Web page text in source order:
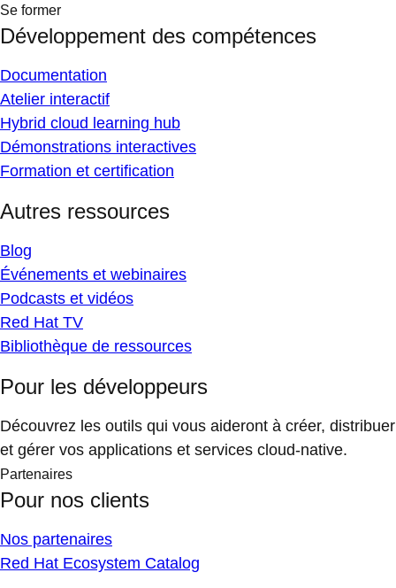
Se former
Développement des compétences
Documentation
Atelier interactif
Hybrid cloud learning hub
Démonstrations interactives
Formation et certification
Autres ressources
Blog
Événements et webinaires
Podcasts et vidéos
Red Hat TV
Bibliothèque de ressources
Pour les développeurs
Découvrez les outils qui vous aideront à créer, distribuer
et gérer vos applications et services cloud-native.
Partenaires
Pour nos clients
Nos partenaires
Red Hat Ecosystem Catalog